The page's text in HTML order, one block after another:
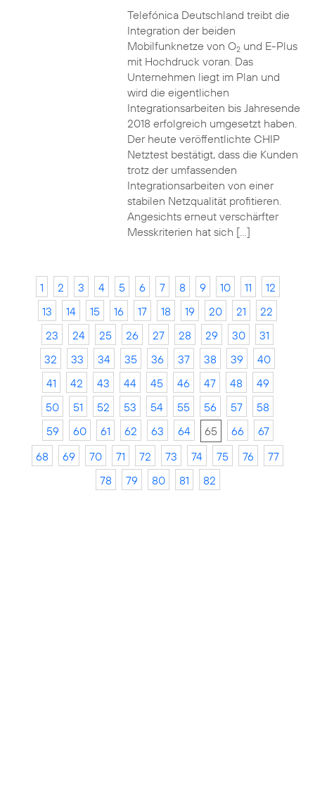
Telefónica Deutschland treibt die
Integration der beiden
Mobilfunknetze von O2und E-Plus
mit Hochdruck voran. Das
Unternehmen liegt im Plan und
wird die eigentlichen
Integrationsarbeiten bis Jahresende
2018 erfolgreich umgesetzt haben.
Der heute veröffentlichte CHIP
Netztest bestätigt, dass die Kunden
trotz der umfassenden
Integrationsarbeiten von einer
stabilen Netzqualität profitieren.
Angesichts erneut verschärfter
Messkriterien hat sich […]
1 2 3 4 5 6 7 8 9 10 11
12
13
14 15 16 17 18 19 20 21
22
23
24 25 26 27 28 29 30
31
32
33 34 35 36 37 38 39
40
41
42 43 44 45 46 47 48
49
50
51 52 53 54 55 56 57
58
59
60 61 62 63 64 65 66
67
68
69 70 71 72 73 74 75 76
77
78
79 80 81 82